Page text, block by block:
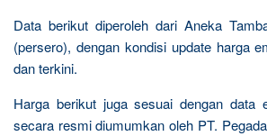
Data berikut diperoleh dari Aneka
(persero), dengan kondisi update harga
dan terkini.
Harga berikut juga sesuai dengan data
secara resmi diumumkan oleh PT.